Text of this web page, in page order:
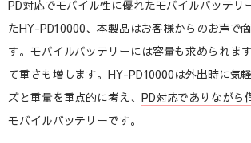
PD対応でモバイル性に優れたモバイルバッテリ
たHY-PD10000、本製品はお客様からのお声で
す。モバイルバッテリーには容量も求められま
て重さも増します。HY-PD10000は外出時に気
ズと重量を重点的に考え、 PD対応でありながら
モバイルバッテリーです。